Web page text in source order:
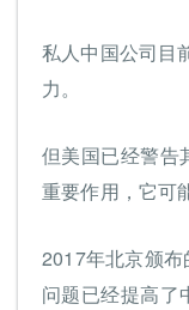
私人中国公司目
力。
但美国已经警告
重要作用，它可
2017年北京颁
问题已经提高了